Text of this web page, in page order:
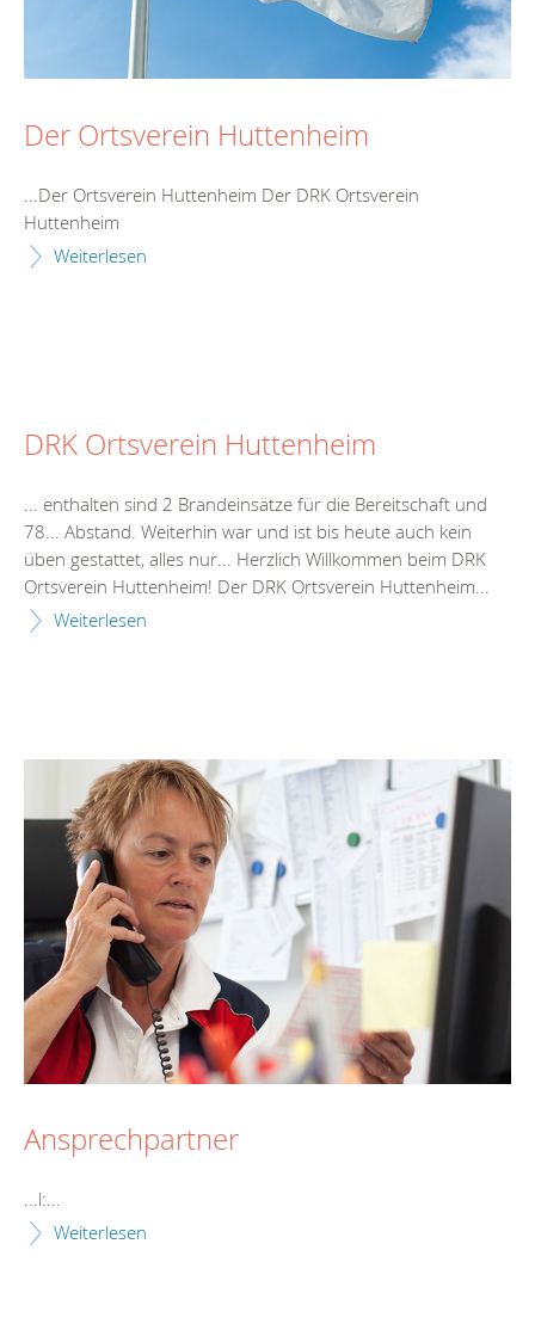
Der Ortsverein Huttenheim
...Der Ortsverein Huttenheim Der DRK Ortsverein
Huttenheim
Weiterlesen
DRK Ortsverein Huttenheim
... enthalten sind 2 Brandeinsätze für die Bereitschaft und
78... Abstand. Weiterhin war und ist bis heute auch kein
üben gestattet, alles nur... Herzlich Willkommen beim DRK
Ortsverein Huttenheim! Der DRK Ortsverein Huttenheim
Weiterlesen
Ansprechpartner
...l:...
Weiterlesen